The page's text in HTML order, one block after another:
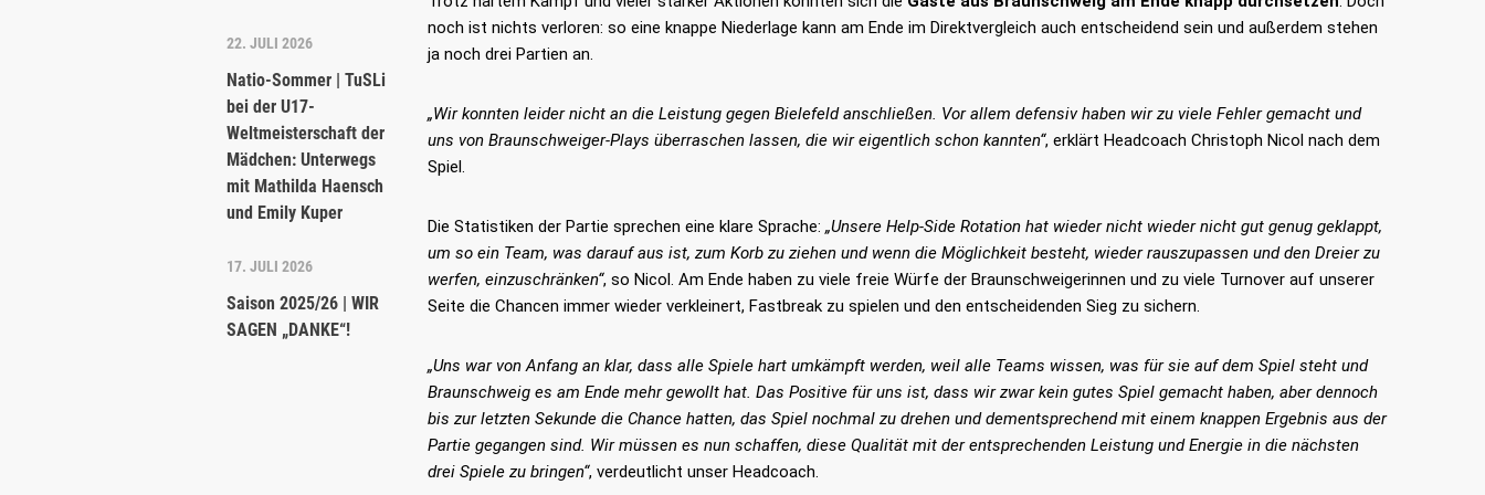
noch ist nichts verloren: so eine knappe Niederlage kann am Ende im Direktvergleich auch entscheidend sein und außerdem stehen
ja noch drei Partien an.
„Wir konnten leider nicht an die Leistung gegen Bielefeld anschließen. Vor allem defensiv haben wir zu viele Fehler gemacht und
uns von Braunschweiger-Plays überraschen lassen, die wir eigentlich schon kannten“, erklärt Headcoach Christoph Nicol nach dem
Spiel.
Die Statistiken der Partie sprechen eine klare Sprache: „Unsere Help-Side Rotation hat wieder nicht wieder nicht gut genug geklappt,
um so ein Team, was darauf aus ist, zum Korb zu ziehen und wenn die Möglichkeit besteht, wieder rauszupassen und den Dreier zu
werfen, einzuschränken“, so Nicol. Am Ende haben zu viele freie Würfe der Braunschweigerinnen und zu viele Turnover auf unserer
Seite die Chancen immer wieder verkleinert, Fastbreak zu spielen und den entscheidenden Sieg zu sichern.
„Uns war von Anfang an klar, dass alle Spiele hart umkämpft werden, weil alle Teams wissen, was für sie auf dem Spiel steht und
Braunschweig es am Ende mehr gewollt hat. Das Positive für uns ist, dass wir zwar kein gutes Spiel gemacht haben, aber dennoch
bis zur letzten Sekunde die Chance hatten, das Spiel nochmal zu drehen und dementsprechend mit einem knappen Ergebnis aus der
Partie gegangen sind. Wir müssen es nun schaffen, diese Qualität mit der entsprechenden Leistung und Energie in die nächsten
drei Spiele zu bringen“, verdeutlicht unser Headcoach.
22. JULI 2026
Natio-Sommer | TuSLi
bei der U17-
Weltmeisterschaft der
Mädchen: Unterwegs
mit Mathilda Haensch
und Emily Kuper
17. JULI 2026
Saison 2025/26 | WIR
SAGEN „DANKE“!
AKTUELLES
29. JULI 2026
LINKS
Startseite
TUS LICHTERFELDE BASKETBALL
E.V.